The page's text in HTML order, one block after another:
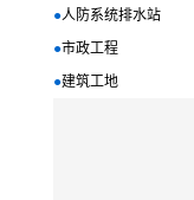
●人防系统排水站
●市政工程
●建筑工地